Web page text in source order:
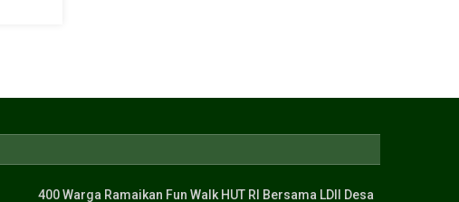
400 Warga Ramaikan Fun Walk HUT RI Bersama LDII Desa